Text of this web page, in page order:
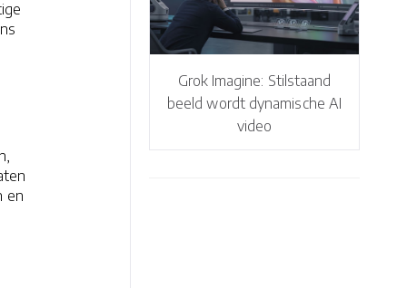
en
Grok Imagine: Stilstaand
beeld wordt dynamische AI
video